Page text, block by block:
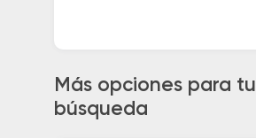
Más opciones para tu
búsqueda